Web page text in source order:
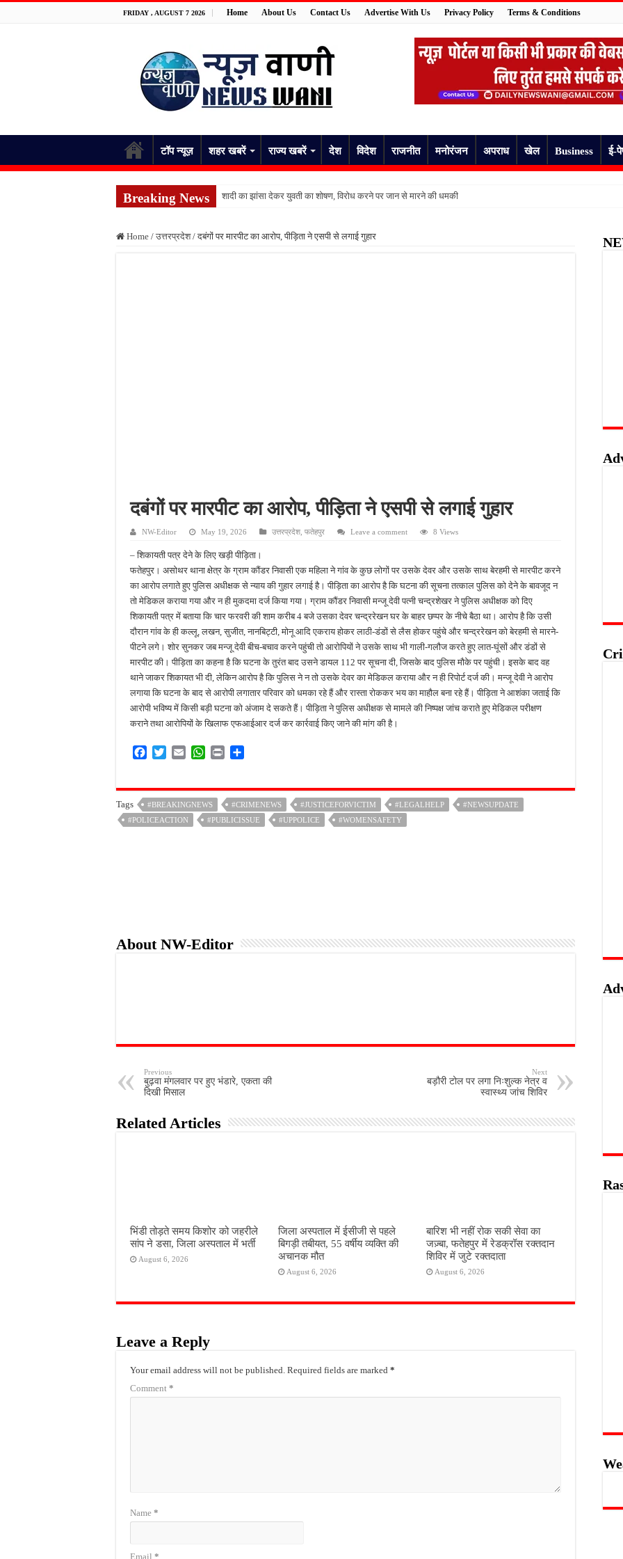
FRIDAY , AUGUST 7 2026 Home About Us Contact Us Advertise With Us Privacy Policy Terms & Conditions
टॉप न्यूज़ शहर खबरें राज्य खबरें देश विदेश राजनीत मनोरंजन अपराध खेल Business ई-
Breaking News शादी का झांसा देकर युवती का शोषण, विरोध करने पर जान से मारने की धमकी
जिला अस्पताल में ईसीजी से पहले बिगड़ी तबीयत, 55 वर्षीय व्यक्ति की अचानक मौत
Home / उत्तरप्रदेश / दबंगों पर मारपीट का आरोप, पीड़िता ने एसपी से लगाई गुहार
दबंगों पर मारपीट का आरोप, पीड़िता ने एसपी से लगाई गुहार
NW-Editor May 19, 2026 उत्तरप्रदेश फतेहपुर Leave a comment 8 Views
– शिकायती पत्र देने के लिए खड़ी पीड़िता।
फतेहपुर। असोथर थाना क्षेत्र के ग्राम कौंडर निवासी एक महिला ने गांव के कुछ लोगों पर उसके देवर और उसके साथ बेरहमी से मारपीट करने
का आरोप लगाते हुए पुलिस अधीक्षक से न्याय की गुहार लगाई है। पीड़िता का आरोप है कि घटना की सूचना तत्काल पुलिस को देने के बावजूद न
तो मेडिकल कराया गया और न ही मुकदमा दर्ज किया गया। ग्राम कौंडर निवासी मन्जू देवी पत्नी चन्द्रशेखर ने पुलिस अधीक्षक को दिए
शिकायती पत्र में बताया कि चार फरवरी की शाम करीब 4 बजे उसका देवर चन्द्ररेखन घर के बाहर छप्पर के नीचे बैठा था। आरोप है कि उसी
दौरान गांव के ही कल्लू, लखन, सुजीत, नानबिट्टी, मोनू आदि एकराय होकर लाठी-डंडों से लैस होकर पहुंचे और चन्द्ररेखन को बेरहमी से मारने-
पीटने लगे। शोर सुनकर जब मन्जू देवी बीच-बचाव करने पहुंची तो आरोपियों ने उसके साथ भी गाली-गलौज करते हुए लात-घूंसों और डंडों से
मारपीट की। पीड़िता का कहना है कि घटना के तुरंत बाद उसने डायल 112 पर सूचना दी, जिसके बाद पुलिस मौके पर पहुंची। इसके बाद वह
थाने जाकर शिकायत भी दी, लेकिन आरोप है कि पुलिस ने न तो उसके देवर का मेडिकल कराया और न ही रिपोर्ट दर्ज की। मन्जू देवी ने आरोप
लगाया कि घटना के बाद से आरोपी लगातार परिवार को धमका रहे हैं और रास्ता रोककर भय का माहौल बना रहे हैं। पीड़िता ने आशंका जताई कि
आरोपी भविष्य में किसी बड़ी घटना को अंजाम दे सकते हैं। पीड़िता ने पुलिस अधीक्षक से मामले की निष्पक्ष जांच कराते हुए मेडिकल परीक्षण
कराने तथा आरोपियों के खिलाफ एफआईआर दर्ज कर कार्रवाई किए जाने की मांग की है।
e
b
o
t
t
e
i
l
W
t
s
A
n
t
r
e
Tags #BREAKINGNEWS #CRIMENEWS #JUSTICEFORVICTIM #LEGALHELP
#NEWSUPDATE
#POLICEACTION
#PUBLICISSUE #UPPOLICE #WOMENSAFETY
About NW-Editor
Previous
बुढ़वा मंगलवार पर हुए भंडारे, एकता की
दिखी मिसाल
Next
बड़ौरी टोल पर लगा निःशुल्क नेत्र व
स्वास्थ्य जांच शिविर
Related Articles
भिंडी तोड़ते समय किशोर को जहरीले
सांप ने डसा, जिला अस्पताल में भर्ती
August 6, 2026
जिला अस्पताल में ईसीजी से पहले
बिगड़ी तबीयत, 55 वर्षीय व्यक्ति की
अचानक मौत
August 6, 2026
बारिश भी नहीं रोक सकी सेवा का
जज़्बा, फतेहपुर में रेडक्रॉस रक्तदान
शिविर में जुटे रक्तदाता
August 6, 2026
Leave a Reply
Your email address will not be published. Required fields are marked *
Comment *
Name *
Email *